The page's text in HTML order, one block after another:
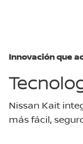
Innovación que
Nissan Kait
más fácil,